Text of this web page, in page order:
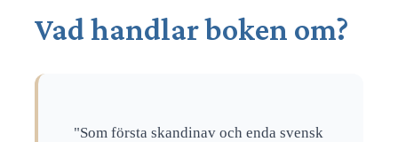
Vad handlar boken om?
"Som första skandinav och enda svensk